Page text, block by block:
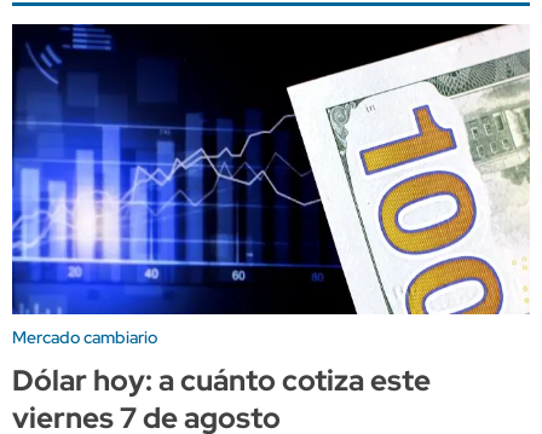
Mercado cambiario
Dólar hoy: a cuánto cotiza este
viernes 7 de agosto